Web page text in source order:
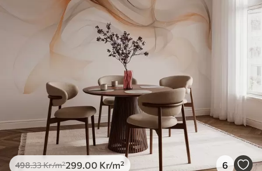
498.33Kr/m²299 .00 Kr/m² 6